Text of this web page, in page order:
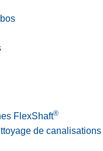
FlexShaft®
de canalisations